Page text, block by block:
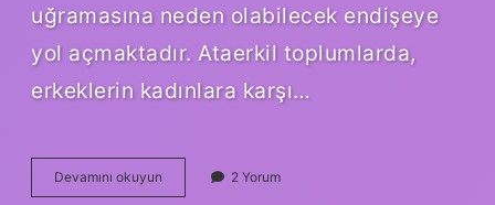
uğramasına neden olabilecek endişeye
yol açmaktadır. Ataerkil toplumlarda,
erkeklerin kadınlara karşı…
Devamını okuyun
insan
2 Yorum